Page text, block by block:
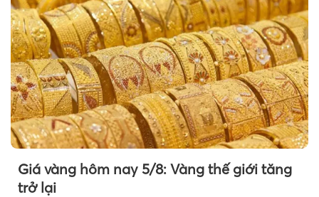
Giá vàng hôm nay 5/8: Vàng thế giới tăng
trở lại